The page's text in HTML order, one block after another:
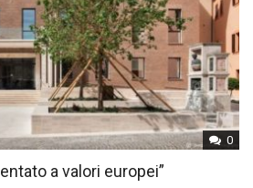
0
a valori europei”